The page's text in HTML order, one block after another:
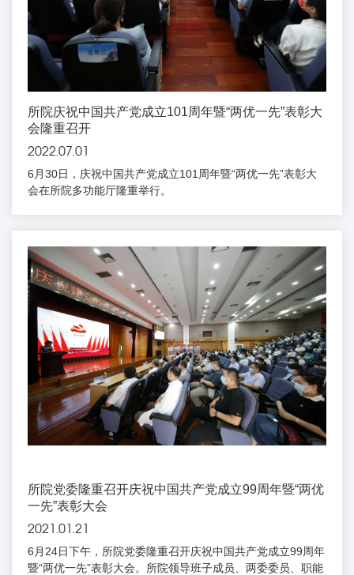
所院庆祝中国共产党成立101周年暨“两优一先”表彰大
会隆重召开
2022.07.01
6月30日，庆祝中国共产党成立101周年暨“两优一先”表彰大
会在所院多功能厅隆重举行。
所院党委隆重召开庆祝中国共产党成立99周年暨“两优
一先”表彰大会
2021.01.21
6月24日下午，所院党委隆重召开庆祝中国共产党成立99周年
暨“两优一先”表彰大会。所院领导班子成员、两委委员、职能